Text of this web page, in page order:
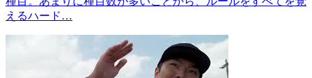
えるハード…